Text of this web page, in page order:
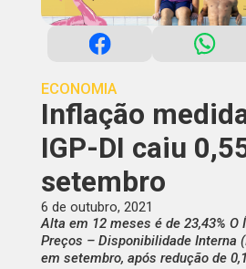
ECONOMIA
Inflação
IGP-DI caiu
setembro
6 de outubro, 2021
Alta em 12 meses é de 23,43% O
Preços – Disponibilidade Interna
em setembro, após redução de